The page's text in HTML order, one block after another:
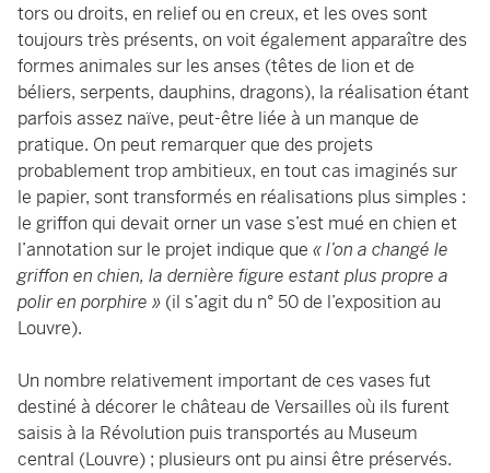
tors ou droits, en relief ou en creux, et les oves sont
toujours très présents, on voit également apparaître des
formes animales sur les anses (têtes de lion et de
béliers, serpents, dauphins, dragons), la réalisation étant
parfois assez naïve, peut-être liée à un manque de
pratique. On peut remarquer que des projets
probablement trop ambitieux, en tout cas imaginés sur
le papier, sont transformés en réalisations plus simples :
le griffon qui devait orner un vase s’est mué en chien et
l’annotation sur le projet indique que « l’on a changé le
griffon en chien, la dernière figure estant plus propre a
polir en porphire » (il s’agit du n° 50 de l’exposition au
Louvre).
Un nombre relativement important de ces vases fut
destiné à décorer le château de Versailles où ils furent
saisis à la Révolution puis transportés au Museum
central (Louvre) ; plusieurs ont pu ainsi être préservés.